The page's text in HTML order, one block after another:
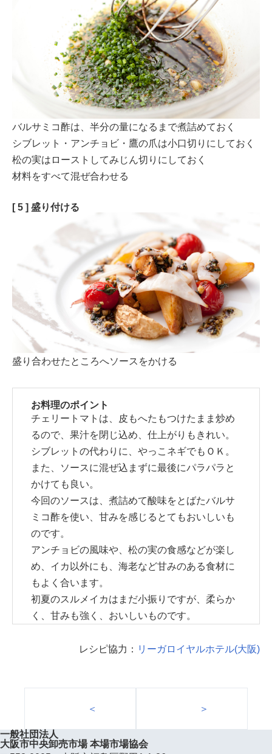
バルサミコ酢は、半分の量になるまで煮詰めておく
シブレット・アンチョビ・鷹の爪は小口切りにしておく
松の実はローストしてみじん切りにしておく
材料をすべて混ぜ合わせる
[ 5 ] 盛り付ける
盛り合わせたところへソースをかける
お料理のポイント
チェリートマトは、皮もへたもつけたまま炒め
るので、果汁を閉じ込め、仕上がりもきれい。
シブレットの代わりに、やっこネギでもＯＫ。
また、ソースに混ぜ込まずに最後にパラパラと
かけても良い。
今回のソースは、煮詰めて酸味をとばたバルサ
ミコ酢を使い、甘みを感じるとてもおいしいも
のです。
アンチョビの風味や、松の実の食感などが楽し
め、イカ以外にも、海老など甘みのある食材に
もよく合います。
初夏のスルメイカはまだ小振りですが、柔らか
く、甘みも強く、おいしいものです。
レシピ協力： リーガロイヤルホテル(大阪)
＜ ＞
一般社団法人
大阪市中央卸売市場 本場市場協会